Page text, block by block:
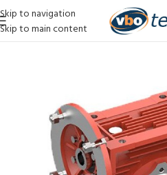
Skip to navigation
Skip to main content